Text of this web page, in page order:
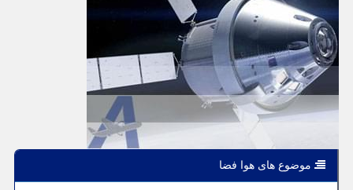
موضوع های هوا فضا